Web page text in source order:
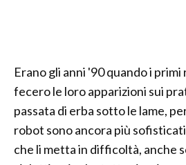
Erano gli anni '90 quando i
fecero le loro apparizioni sui
passata di erba sotto le lame,
robot sono ancora più
che li metta in difficoltà, anche